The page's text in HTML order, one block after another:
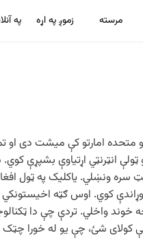
مرسته زموږ په اړه په
متحده امارتو کې میشت دی او
اړتیاوې بشپړې کوي. د
ونښلي. یاکلیک په ټول
کوي. اوس ګټه اخیستونکي
خوند واخلي. تردې چې دا
کولای شئ، چې یو له خورا